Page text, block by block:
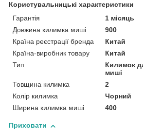
Користувальницькі характеристики
Гарантія
1 місяць
Довжина килимка миші
900
Країна реєстрації бренда
Китай
Країна-виробник товару
Китай
Тип
Килимок
миші
Товщина килимка
2
Колір килимка
Чорний
Ширина килимка миші
400
Приховати